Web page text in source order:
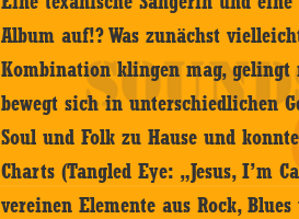
Album auf!? Was zunächst
Kombination klingen mag, gelingt
bewegt sich in unterschiedlichen
Soul und Folk zu Hause und
Charts (Tangled Eye: „Jesus, I’m
vereinen Elemente aus Rock,